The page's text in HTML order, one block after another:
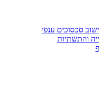
סכסוכים ענפי
והתשתיות